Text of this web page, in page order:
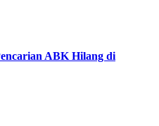
ABK Hilang di